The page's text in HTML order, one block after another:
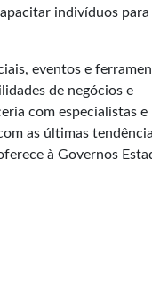
indivíduos para
eventos e
de negócios e
com especialistas e
as últimas
à Governos